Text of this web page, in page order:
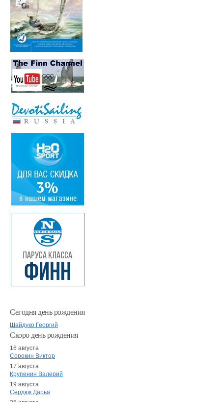
Сегодня день рождения
Шайдуко Георгий
Скоро день рождения
16 августа
Сорокин Виктор
17 августа
Крупенин Валерий
19 августа
Сердюк Дарья